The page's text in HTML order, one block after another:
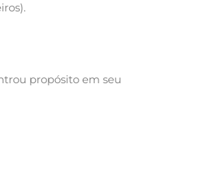
propósito em seu